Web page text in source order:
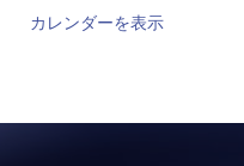
カレンダーを表示